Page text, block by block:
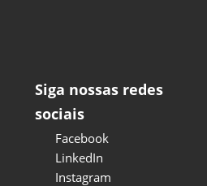
Siga nossas redes
sociais
Facebook
LinkedIn
Instagram